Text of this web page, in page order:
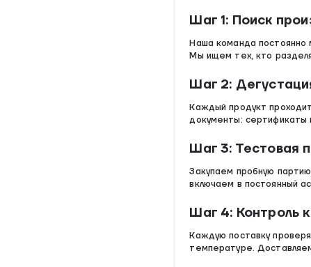
Шаг 1: Поиск
Наша команда постоянно
Мы ищем тех, кто
Шаг 2:
Каждый продукт
документы: сертификаты
Шаг 3: Тестовая
Закупаем пробную
включаем в постоянный
Шаг 4: Контроль
Каждую поставку
температуре.